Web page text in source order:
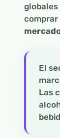
globales
comprar
El
Las